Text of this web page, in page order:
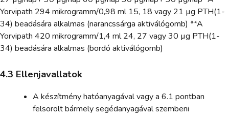
Yorvipath 294 mikrogramm/0,98 ml 15, 18 vagy 21 µg PTH(1-
34) beadására alkalmas (narancssárga aktiválógomb) **A
Yorvipath 420 mikrogramm/1,4 ml 24, 27 vagy 30 µg PTH(1-
34) beadására alkalmas (bordó aktiválógomb)
4.3 Ellenjavallatok
A készítmény hatóanyagával vagy a 6.1 pontban
felsorolt bármely segédanyagával szembeni